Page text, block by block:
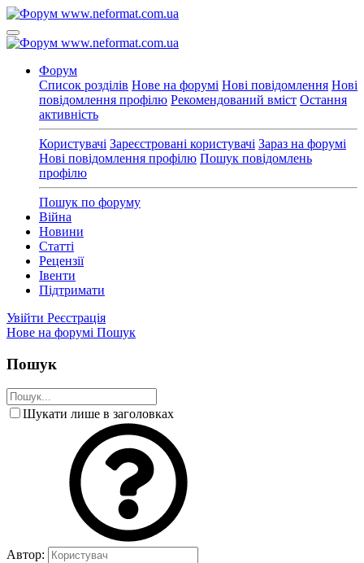
Форум
Список розділів Нове на форумі Нові повідомлення Нові
повідомлення профілю Рекомендований вміст Остання
активність
Користувачі Зареєстровані користувачі Зараз на форумі
Нові повідомлення профілю Пошук повідомлень
профілю
Пошук по форуму
Війна
Новини
Статті
Рецензії
Івенти
Підтримати
Увійти Реєстрація
Нове на форумі Пошук
Пошук
Шукати лише в заголовках
Автор: